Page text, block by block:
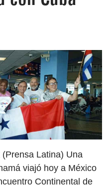
Latina) Una
viajó hoy a México
Continental de